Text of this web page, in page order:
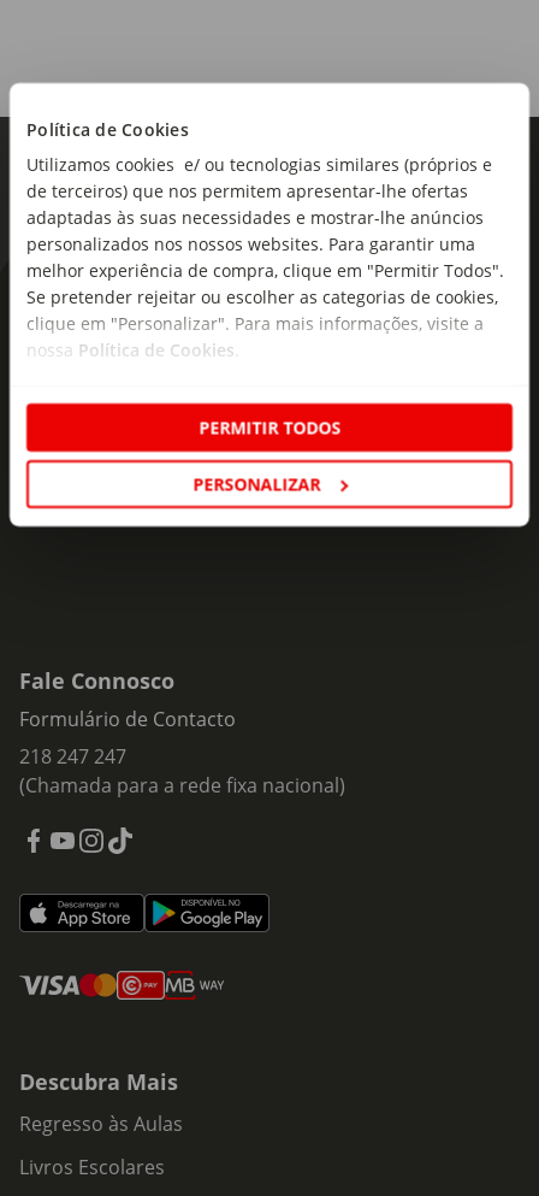
Política de Cookies
Utilizamos cookies e/ ou tecnologias similares (próprios e
de terceiros) que nos permitem apresentar-lhe ofertas
adaptadas às suas necessidades e mostrar-lhe anúncios
personalizados nos nossos websites. Para garantir uma
melhor experiência de compra, clique em "Permitir Todos".
Se pretender rejeitar ou escolher as categorias de cookies,
clique em "Personalizar". Para mais informações, visite a
nossa Política de Cookies
PERMITIR TODOS
PERSONALIZAR
As novidades mais frescas no
seu e-mail!
ofertas e novidades para si.
Insira o seu e-
Fale Connosco
Formulário de Contacto
218 247 247
(Chamada para a rede fixa nacional)
Descubra Mais
Regresso às Aulas
Livros Escolares